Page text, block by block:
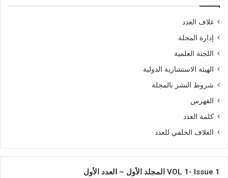
غلاف العدد
إدارة المجلة
اللجنة العلمية
الهيئة الاستشارية الدولية
شروط النشر بالمجلة
الفهرس
كلمة العدد
الغلاف الخلفي للعدد
VOL 1- Issue 1 المجلد الأول – العدد الأول